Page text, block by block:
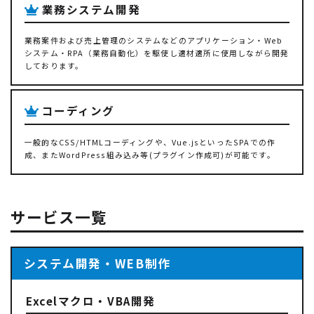
業務システム開発
業務案件および売上管理のシステムなどのアプリケーション・Web
システム・RPA（業務自動化）を駆使し適材適所に使用しながら開発
しております。
コーディング
一般的なCSS/HTMLコーディングや、Vue.jsといったSPAでの作
成、またWordPress組み込み等(プラグイン作成可)が可能です。
サービス一覧
システム開発・WEB制作
Excelマクロ・VBA開発